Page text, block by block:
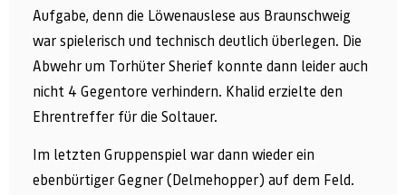
Aufgabe, denn die Löwenauslese aus Braunschweig
war spielerisch und technisch deutlich überlegen. Die
Abwehr um Torhüter Sherief konnte dann leider auch
nicht 4 Gegentore verhindern. Khalid erzielte den
Ehrentreffer für die Soltauer.
Im letzten Gruppenspiel war dann wieder ein
ebenbürtiger Gegner (Delmehopper) auf dem Feld.